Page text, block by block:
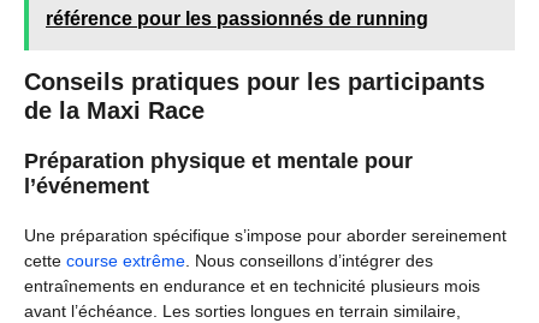
référence pour les passionnés de running
Conseils pratiques pour les participants
de la Maxi Race
Préparation physique et mentale pour
l’événement
Une préparation spécifique s’impose pour aborder sereinement
cette course extrême . Nous conseillons d’intégrer des
entraînements en endurance et en technicité plusieurs mois
avant l’échéance. Les sorties longues en terrain similaire,